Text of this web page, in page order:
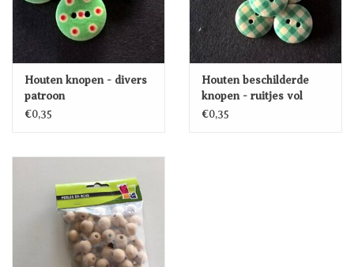
Houten knopen - divers
patroon
€0,35
Houten beschilderde
knopen - ruitjes vol
patroon
€0,35